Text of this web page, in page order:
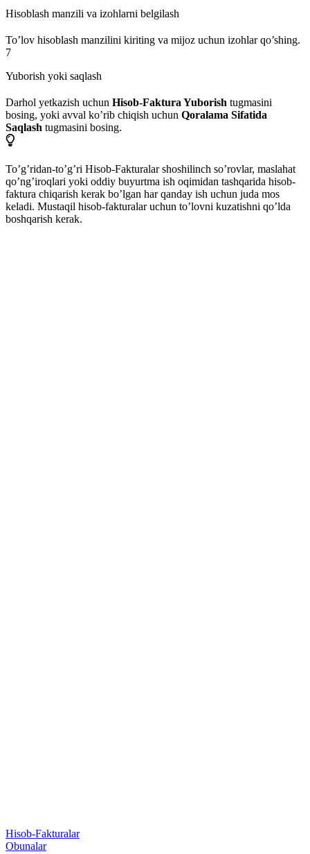
Hisoblash manzili va izohlarni belgilash
To’lov hisoblash manzilini kiriting va mijoz uchun izohlar qo’shing.
7
Yuborish yoki saqlash
Darhol yetkazish uchun Hisob-Faktura Yuborish tugmasini
bosing, yoki avval ko’rib chiqish uchun Qoralama Sifatida
Saqlash tugmasini bosing.
To’g’ridan-to’g’ri Hisob-Fakturalar shoshilinch so’rovlar, maslahat
qo’ng’iroqlari yoki oddiy buyurtma ish oqimidan tashqarida hisob-
faktura chiqarish kerak bo’lgan har qanday ish uchun juda mos
keladi. Mustaqil hisob-fakturalar uchun to’lovni kuzatishni qo’lda
boshqarish kerak.
Hisob-Fakturalar
Obunalar